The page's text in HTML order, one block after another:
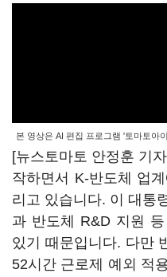
본 영상은 AI 편집 프로그램 '토마토아
[뉴스토마토 안정훈 기
작하면서 K-반도체 업
리고 있습니다. 이 대통
과 반도체 R&D 지원
있기 때문입니다. 다만
52시간 근로제 예외 적